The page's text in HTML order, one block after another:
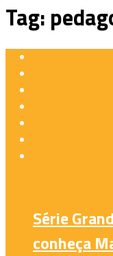
Tag:
Série
conheça